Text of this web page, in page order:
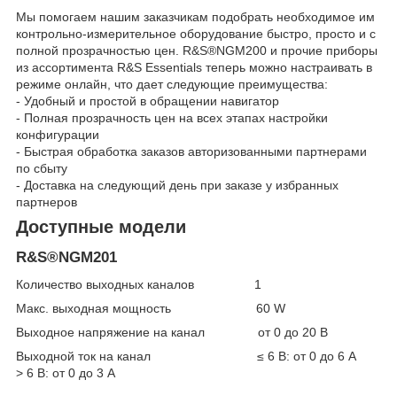
Мы помогаем нашим заказчикам подобрать необходимое им
контрольно-измерительное оборудование быстро, просто и с
полной прозрачностью цен. R&S®NGM200 и прочие приборы
из ассортимента R&S Essentials теперь можно настраивать в
режиме онлайн, что дает следующие преимущества:
- Удобный и простой в обращении навигатор
- Полная прозрачность цен на всех этапах настройки
конфигурации
- Быстрая обработка заказов авторизованными партнерами
по сбыту
- Доставка на следующий день при заказе у избранных
партнеров
Доступные модели
R&S®NGM201
Количество выходных каналов 1
Макс. выходная мощность 60 W
Выходное напряжение на канал от 0 до 20 В
Выходной ток на канал ≤ 6 В: от 0 до 6 А
> 6 В: от 0 до 3 А